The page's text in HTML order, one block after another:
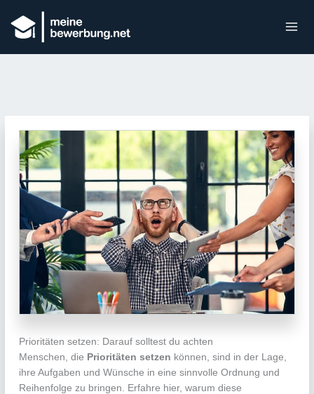
Prioritäten setzen: Darauf solltest du achten
Menschen, die Prioritäten setzen können, sind in der Lage,
ihre Aufgaben und Wünsche in eine sinnvolle Ordnung und
Reihenfolge zu bringen. Erfahre hier, warum diese